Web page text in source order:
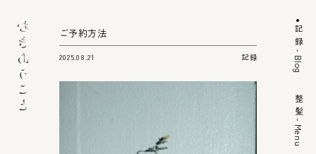
記録
- Blog
整髪
- Menu
ご予約方法
2025.08.21 記録